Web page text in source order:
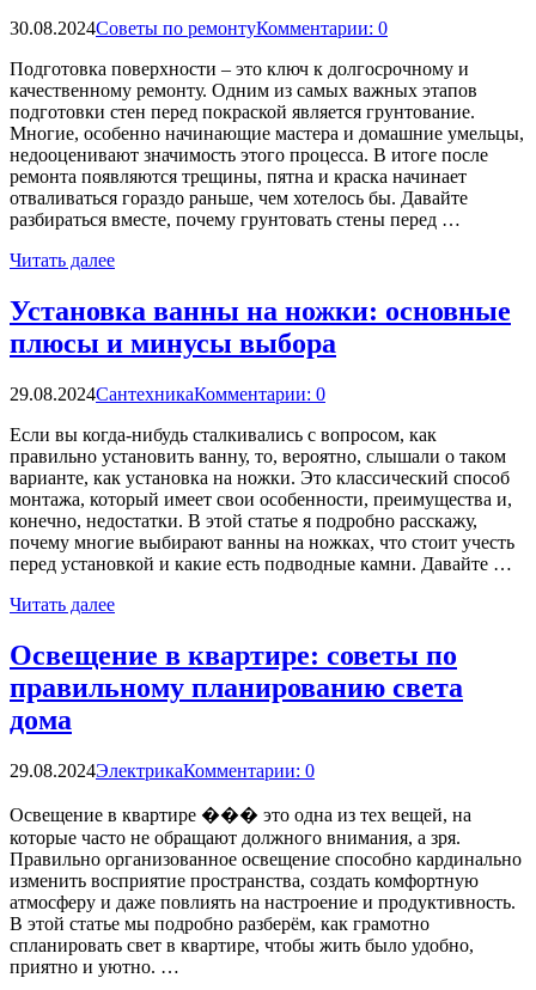
30.08.2024Советы по ремонтуКомментарии: 0
Подготовка поверхности – это ключ к долгосрочному и
качественному ремонту. Одним из самых важных этапов
подготовки стен перед покраской является грунтование.
Многие, особенно начинающие мастера и домашние умельцы,
недооценивают значимость этого процесса. В итоге после
ремонта появляются трещины, пятна и краска начинает
отваливаться гораздо раньше, чем хотелось бы. Давайте
разбираться вместе, почему грунтовать стены перед …
Читать далее
Установка ванны на ножки: основные
плюсы и минусы выбора
29.08.2024СантехникаКомментарии: 0
Если вы когда-нибудь сталкивались с вопросом, как
правильно установить ванну, то, вероятно, слышали о таком
варианте, как установка на ножки. Это классический способ
монтажа, который имеет свои особенности, преимущества и,
конечно, недостатки. В этой статье я подробно расскажу,
почему многие выбирают ванны на ножках, что стоит учесть
перед установкой и какие есть подводные камни. Давайте …
Читать далее
Освещение в квартире: советы по
правильному планированию света
дома
29.08.2024ЭлектрикаКомментарии: 0
Освещение в квартире ��� это одна из тех вещей, на
которые часто не обращают должного внимания, а зря.
Правильно организованное освещение способно кардинально
изменить восприятие пространства, создать комфортную
атмосферу и даже повлиять на настроение и продуктивность.
В этой статье мы подробно разберём, как грамотно
спланировать свет в квартире, чтобы жить было удобно,
приятно и уютно. …